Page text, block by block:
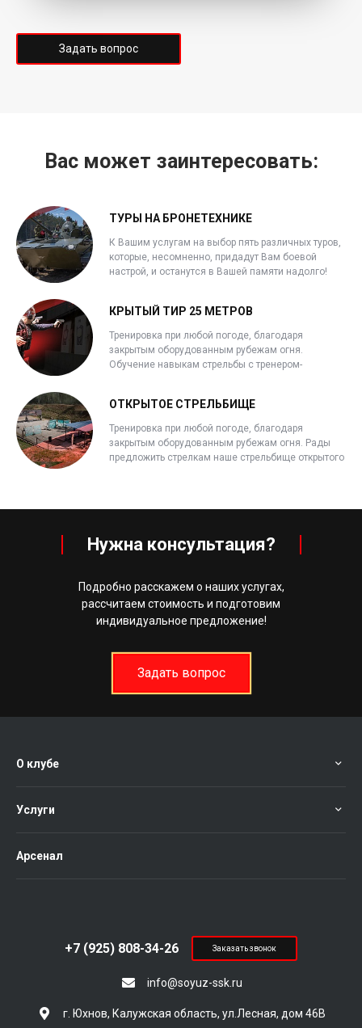
Задать вопрос
Вас может заинтересовать:
ТУРЫ НА БРОНЕТЕХНИКЕ
К Вашим услугам на выбор пять различных туров,
которые, несомненно, придадут Вам боевой
настрой, и останутся в Вашей памяти надолго!
КРЫТЫЙ ТИР 25 МЕТРОВ
Тренировка при любой погоде, благодаря
закрытым оборудованным рубежам огня.
Обучение навыкам стрельбы с тренером-
ОТКРЫТОЕ СТРЕЛЬБИЩЕ
Тренировка при любой погоде, благодаря
закрытым оборудованным рубежам огня. Рады
предложить стрелкам наше стрельбище открытого
Нужна консультация?
Подробно расскажем о наших услугах,
рассчитаем стоимость и подготовим
индивидуальное предложение!
Задать вопрос
О клубе
Услуги
Арсенал
info@soyuz-ssk.ru
+7 (925) 808-34-26
г. Юхнов, Калужская область, ул.Лесная, дом 46В
Заказать звонок